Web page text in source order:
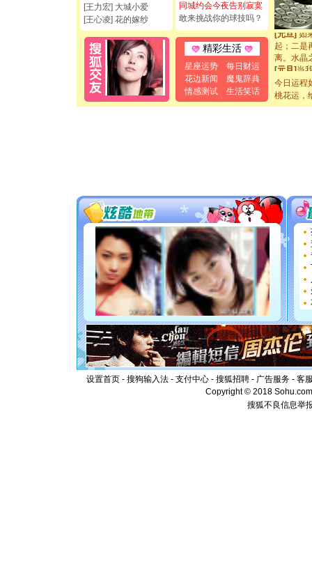
[王力宏] 大城小爱
[王心凌] 花的嫁纱
同城约会今夜告别寂寞
敢来挑战你的球技吗？
精彩生活
星座运势
每日财运
花边新闻
魔鬼辞典
情感测试
生活笑话
断电。爱
你是我专
[元旦]如
起；二是
离。水晶
[元旦]当
泣，这
卖了。
[春节]风
要平安！
[圣诞节]
能正大
都要快乐
[圣诞节]
如意,快
[元旦]
看
断电。
你是我
[元旦]
如
起；二
离。水晶
[元旦]当
泣，这痛
卖了。水
[春节]风
颜！冬去
道一声平
[春节]传
今日运程
桃花运，
设置首页 - 搜狗输入法 - 支付中心 - 搜狐招聘 - 广告服务 - 客
Copyright © 2018
搜狐不良信息举